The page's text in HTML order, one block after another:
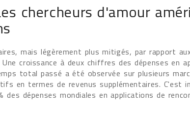
chercheurs d'amour
mais légèrement plus mitigés, par rapport
croissance à deux chiffres des dépenses en
total passé a été observée sur plusieurs
en termes de revenus supplémentaires. C'est
dépenses mondiales en applications de